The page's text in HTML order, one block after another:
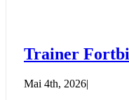
Trainer
Mai 4th, 2026|